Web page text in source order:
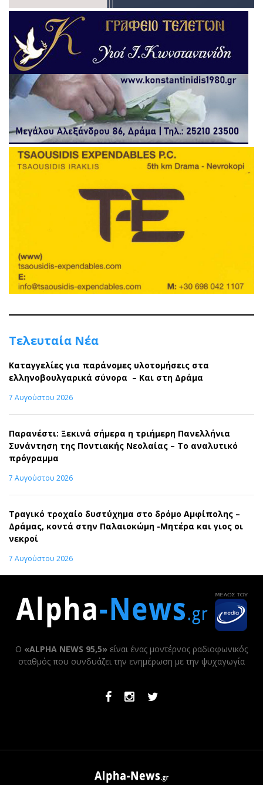
Τελευταία Νέα
Καταγγελίες για παράνομες υλοτομήσεις στα
ελληνοβουλγαρικά σύνορα – Και στη Δράμα
7 Αυγούστου 2026
Παρανέστι: Ξεκινά σήμερα η τριήμερη Πανελλήνια
Συνάντηση της Ποντιακής Νεολαίας – Το αναλυτικό
πρόγραμμα
7 Αυγούστου 2026
Τραγικό τροχαίο δυστύχημα στο δρόμο Αμφίπολης –
Δράμας, κοντά στην Παλαιοκώμη -Μητέρα και γιος οι
νεκροί
7 Αυγούστου 2026
Ο «ALPHA NEWS 95,5» είναι ένας μοντέρνος ραδιοφωνικός
σταθμός που συνδυάζει την ενημέρωση με την ψυχαγωγία
FacebookInstagramTwitter